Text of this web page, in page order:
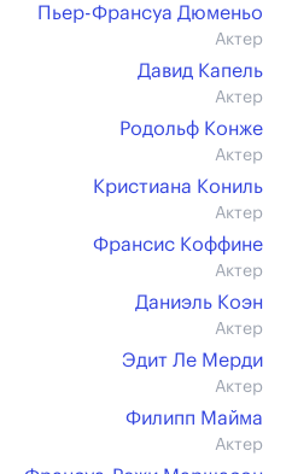
Пьер-Франсуа Дюменьо
Актер
Давид Капель
Актер
Родольф Конже
Актер
Кристиана Кониль
Актер
Франсис Коффине
Актер
Даниэль Коэн
Актер
Эдит Ле Мерди
Актер
Филипп Майма
Актер